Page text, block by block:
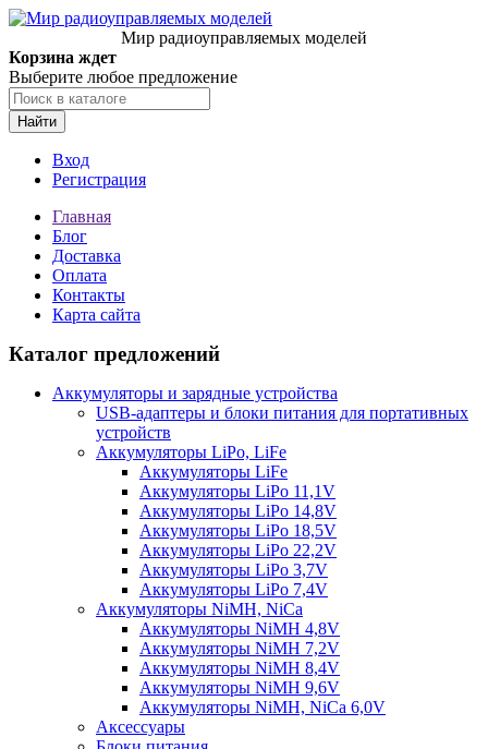
Мир радиоуправляемых моделей
Корзина ждет
Выберите любое предложение
Найти
Вход
Регистрация
Главная
Блог
Доставка
Оплата
Контакты
Карта сайта
Каталог предложений
Аккумуляторы и зарядные устройства
USB-адаптеры и блоки питания для портативных
устройств
Аккумуляторы LiPo, LiFe
Аккумуляторы LiFe
Аккумуляторы LiPo 11,1V
Аккумуляторы LiPo 14,8V
Аккумуляторы LiPo 18,5V
Аккумуляторы LiPo 22,2V
Аккумуляторы LiPo 3,7V
Аккумуляторы LiPo 7,4V
Аккумуляторы NiMH, NiCa
Аккумуляторы NiMH 4,8V
Аккумуляторы NiMH 7,2V
Аккумуляторы NiMH 8,4V
Аккумуляторы NiMH 9,6V
Аккумуляторы NiMH, NiCa 6,0V
Аксессуары